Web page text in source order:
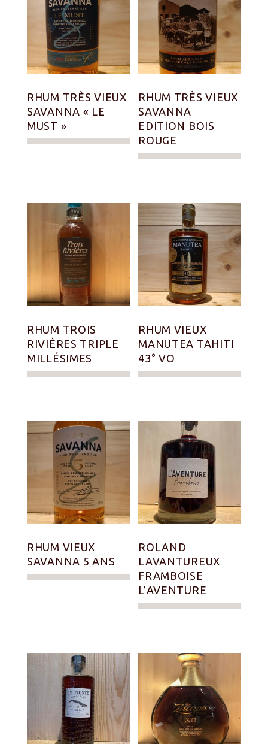
RHUM TRÈS VIEUX
SAVANNA « LE
MUST »
RHUM TRÈS VIEUX
SAVANNA
EDITION BOIS
ROUGE
RHUM TROIS
RIVIÈRES TRIPLE
MILLÉSIMES
RHUM VIEUX
MANUTEA TAHITI
43° VO
RHUM VIEUX
SAVANNA 5 ANS
ROLAND
LAVANTUREUX
FRAMBOISE
L’AVENTURE